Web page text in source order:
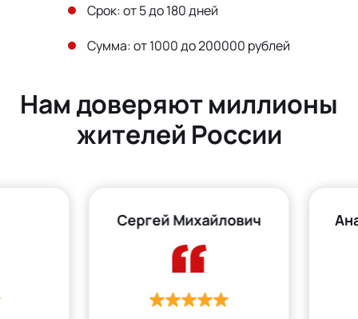
Срок: от 5 до 180 дней
Сумма: от 1000 до 200000 рублей
Нам доверяют миллионы
жителей России
Сергей Михайлович